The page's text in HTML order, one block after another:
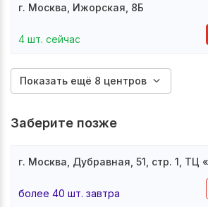
г. Москва, Ижорская, 8Б
4 шт. сейчас
Показать ещё 8 центров
Заберите позже
г. Москва, Дубравная, 51, стр. 1, ТЦ
более 40 шт. завтра